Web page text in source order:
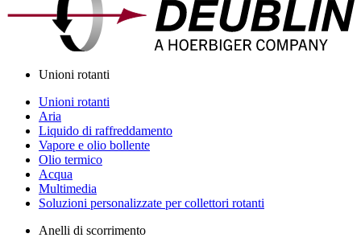
Unioni rotanti
Unioni rotanti
Aria
Liquido di raffreddamento
Vapore e olio bollente
Olio termico
Acqua
Multimedia
Soluzioni personalizzate per collettori rotanti
Anelli di scorrimento